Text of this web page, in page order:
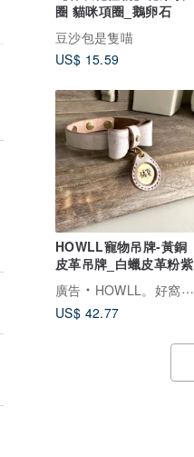
圈 貓咪項圈_鵝卵石
豆沙包是隻喵
US$ 15.59
HOWLL寵物吊牌-黃銅
皮革吊牌_白蠟皮革粉紫
廣告
HOWLL。好窩寵物股長
US$ 42.77